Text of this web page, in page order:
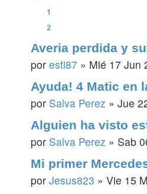
1
2
Averia perdida y
por esti87 » Mié 17 Jun
Ayuda! 4 Matic en
por Salva Perez » Jue
Alguien ha visto
por Salva Perez » Sab
Mi primer
por Jesus823 » Vie 15